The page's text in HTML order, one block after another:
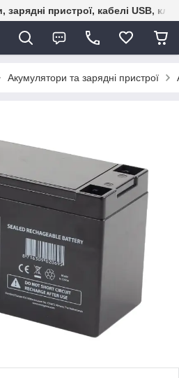
зарядні пристрої, кабелі USB,
Акумулятори та зарядні пристрої